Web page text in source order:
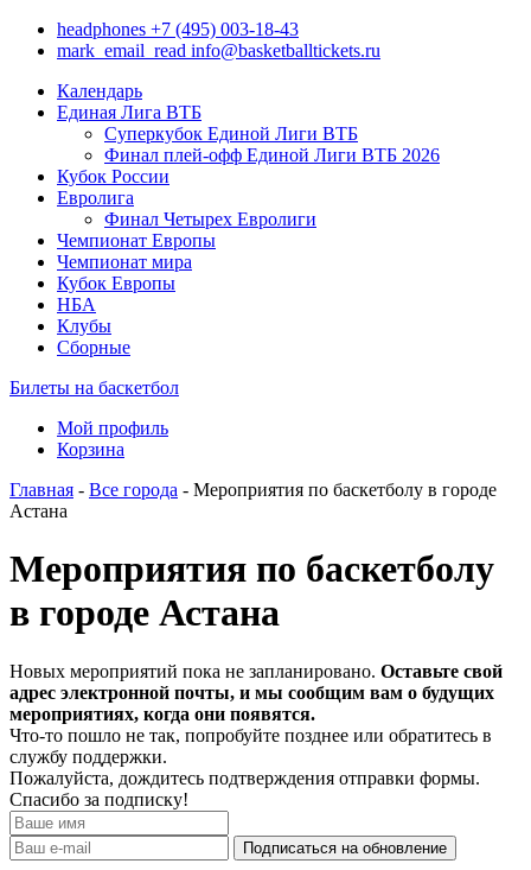
headphones +7 (495) 003-18-43
mark_email_read info@basketballtickets.ru
Календарь
Единая Лига ВТБ
Суперкубок Единой Лиги ВТБ
Финал плей-офф Единой Лиги ВТБ 2026
Кубок России
Евролига
Финал Четырех Евролиги
Чемпионат Европы
Чемпионат мира
Кубок Европы
НБА
Клубы
Сборные
Билеты на баскетбол
Мой профиль
Корзина
Главная - Все города - Мероприятия по баскетболу в городе
Астана
Мероприятия по баскетболу
в городе Астана
Новых мероприятий пока не запланировано. Оставьте свой
адрес электронной почты, и мы сообщим вам о будущих
мероприятиях, когда они появятся.
Что-то пошло не так, попробуйте позднее или обратитесь в
службу поддержки.
Пожалуйста, дождитесь подтверждения отправки формы.
Спасибо за подписку!
Подписаться на обновление